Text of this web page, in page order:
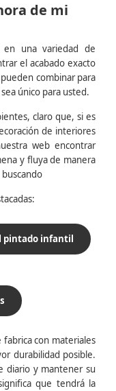
de mi
una variedad de
el acabado exacto
combinar para
único para usted.
claro que, si es
de interiores
web encontrar
y fluya de manera
pintado infantil
fabrica con materiales
durabilidad posible.
diario y mantener su
que tendrá la